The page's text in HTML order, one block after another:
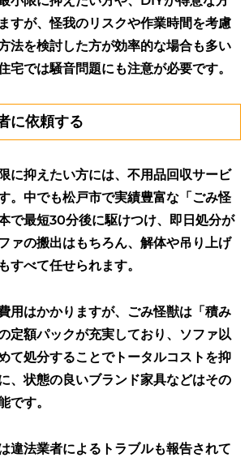
すが、怪我のリスクや作業時間を考慮
法を検討した方が効率的な場合も多い
宅では騒音問題にも注意が必要です。
に依頼する
に抑えたい方には、不用品回収サービ
。中でも松戸市で実績豊富な「ごみ怪
で最短30分後に駆けつけ、即日処分が
ァの搬出はもちろん、解体や吊り上げ
すべて任せられます。
用はかかりますが、ごみ怪獣は「積み
定額パックが充実しており、ソファ以
て処分することでトータルコストを抑
、状態の良いブランド家具などはその
です。
違法業者によるトラブルも報告されて